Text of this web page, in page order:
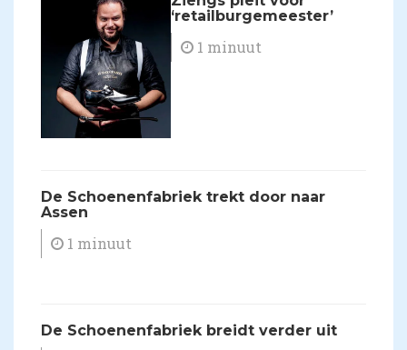
‘retailburgemeester’
1 minuut
​De Schoenenfabriek trekt door naar
Assen
1 minuut
​De Schoenenfabriek breidt verder uit